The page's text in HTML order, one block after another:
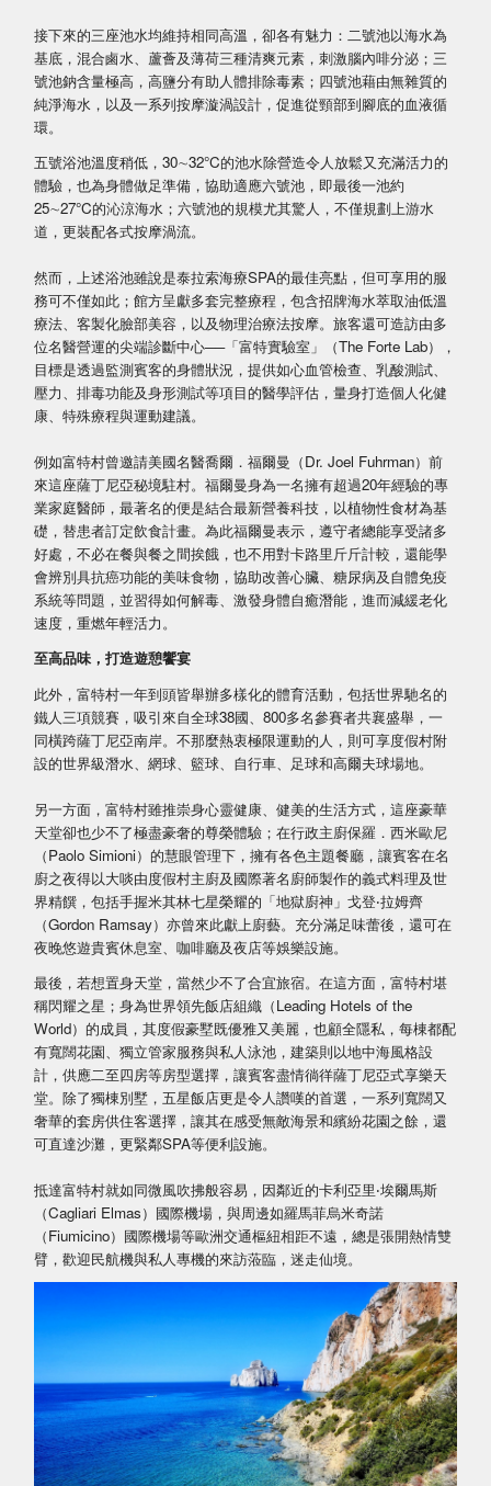
接下來的三座池水均維持相同高溫，卻各有魅力：二號池以海水為
基底，混合鹵水、蘆薈及薄荷三種清爽元素，刺激腦內啡分泌；三
號池鈉含量極高，高鹽分有助人體排除毒素；四號池藉由無雜質的
純淨海水，以及一系列按摩漩渦設計，促進從頸部到腳底的血液循
環。
五號浴池溫度稍低，30∼32°C的池水除營造令人放鬆又充滿活力的
體驗，也為身體做足準備，協助適應六號池，即最後一池約
25∼27°C的沁涼海水；六號池的規模尤其驚人，不僅規劃上游水
道，更裝配各式按摩渦流。
然而，上述浴池雖說是泰拉索海療SPA的最佳亮點，但可享用的服
務可不僅如此；館方呈獻多套完整療程，包含招牌海水萃取油低溫
療法、客製化臉部美容，以及物理治療法按摩。旅客還可造訪由多
位名醫營運的尖端診斷中心──「富特實驗室」（The Forte Lab），
目標是透過監測賓客的身體狀況，提供如心血管檢查、乳酸測試、
壓力、排毒功能及身形測試等項目的醫學評估，量身打造個人化健
康、特殊療程與運動建議。
例如富特村曾邀請美國名醫喬爾．福爾曼（Dr. Joel Fuhrman）前
來這座薩丁尼亞秘境駐村。福爾曼身為一名擁有超過20年經驗的專
業家庭醫師，最著名的便是結合最新營養科技，以植物性食材為基
礎，替患者訂定飲食計畫。為此福爾曼表示，遵守者總能享受諸多
好處，不必在餐與餐之間挨餓，也不用對卡路里斤斤計較，還能學
會辨別具抗癌功能的美味食物，協助改善心臟、糖尿病及自體免疫
系統等問題，並習得如何解毒、激發身體自癒潛能，進而減緩老化
速度，重燃年輕活力。
至高品味，打造遊憩饗宴
此外，富特村一年到頭皆舉辦多樣化的體育活動，包括世界馳名的
鐵人三項競賽，吸引來自全球38國、800多名參賽者共襄盛舉，一
同橫跨薩丁尼亞南岸。不那麼熱衷極限運動的人，則可享度假村附
設的世界級潛水、網球、籃球、自行車、足球和高爾夫球場地。
另一方面，富特村雖推崇身心靈健康、健美的生活方式，這座豪華
天堂卻也少不了極盡豪奢的尊榮體驗；在行政主廚保羅．西米歐尼
（Paolo Simioni）的慧眼管理下，擁有各色主題餐廳，讓賓客在名
廚之夜得以大啖由度假村主廚及國際著名廚師製作的義式料理及世
界精饌，包括手握米其林七星榮耀的「地獄廚神」戈登‧拉姆齊
（Gordon Ramsay）亦曾來此獻上廚藝。充分滿足味蕾後，還可在
夜晚悠遊貴賓休息室、咖啡廳及夜店等娛樂設施。
最後，若想置身天堂，當然少不了合宜旅宿。在這方面，富特村堪
稱閃耀之星；身為世界領先飯店組織（Leading Hotels of the
World）的成員，其度假豪墅既優雅又美麗，也顧全隱私，每棟都配
有寬闊花園、獨立管家服務與私人泳池，建築則以地中海風格設
計，供應二至四房等房型選擇，讓賓客盡情徜徉薩丁尼亞式享樂天
堂。除了獨棟別墅，五星飯店更是令人讚嘆的首選，一系列寬闊又
奢華的套房供住客選擇，讓其在感受無敵海景和繽紛花園之餘，還
可直達沙灘，更緊鄰SPA等便利設施。
抵達富特村就如同微風吹拂般容易，因鄰近的卡利亞里‧埃爾馬斯
（Cagliari Elmas）國際機場，與周邊如羅馬菲烏米奇諾
（Fiumicino）國際機場等歐洲交通樞紐相距不遠，總是張開熱情雙
臂，歡迎民航機與私人專機的來訪蒞臨，迷走仙境。